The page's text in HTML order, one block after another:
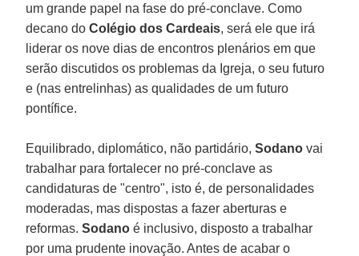
um grande papel na fase do pré-conclave. Como
decano doColégio dos Cardeais, será ele que irá
liderar os nove dias de encontros plenários em que
serão discutidos os problemas da Igreja, o seu futuro
e (nas entrelinhas) as qualidades de um futuro
pontífice.
Equilibrado, diplomático, não partidário,Sodanovai
trabalhar para fortalecer no pré-conclave as
candidaturas de "centro", isto é, de personalidades
moderadas, mas dispostas a fazer aberturas e
reformas.Sodanoé inclusivo, disposto a trabalhar
por uma prudente inovação. Antes de acabar o